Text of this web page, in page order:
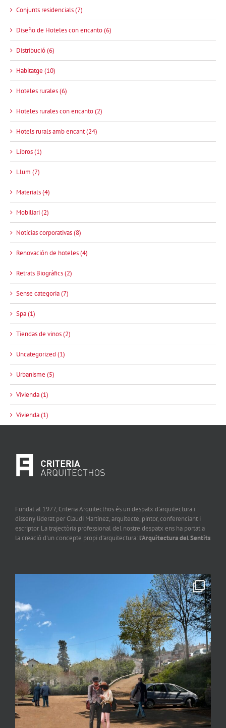
Conjunts residencials (7)
Diseño de Hoteles con encanto (6)
Distribució (6)
Habitatge (10)
Hoteles rurales (6)
Hoteles rurales con encanto (2)
Hotels rurals amb encant (24)
Libros (1)
Llum (7)
Materials (4)
Mobiliari (2)
Notícias corporativas (8)
Renovación de hoteles (4)
Retrats Biogràfics (2)
Sense categoria (7)
Spa (1)
Tiendas de vinos (2)
Uncategorized (1)
Urbanisme (5)
Vivienda (1)
Vivienda (1)
Fundat al 1977, Criteria Arquitecthos és un despatx d’arquitectura i
disseny liderat per Claudi Martínez, arquitecte, pintor, conferenciant i
escriptor. La trajectòria professional del nostre despatx ens ha portat a
la creació d’un concepte propi d’arquitectura: l’Arquitectura del Sentits